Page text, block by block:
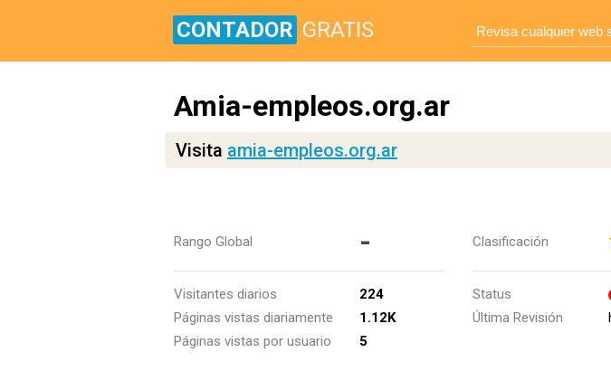
CONTADOR GRATIS
Amia-empleos.org.ar
Visita amia-empleos.org.ar
Rango Global -
Visitantes diarios
224
Páginas vistas diariamente
1.12K
Páginas vistas por usuario
5
Clasificación
Status
Última Revisión